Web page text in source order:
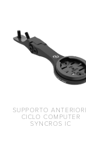
SUPPORTO
CICLO COMPUTER
SYNCROS IC